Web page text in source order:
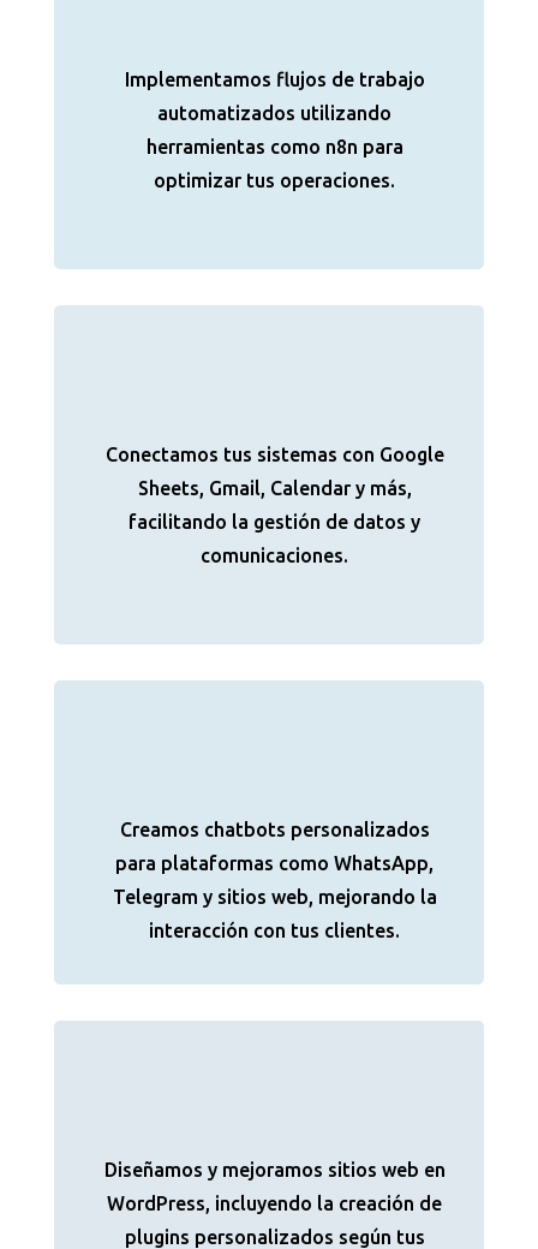
Implementamos flujos de trabajo
automatizados utilizando
herramientas como n8n para
optimizar tus operaciones.
Conectamos tus sistemas con Google
Sheets, Gmail, Calendar y más,
facilitando la gestión de datos y
comunicaciones.
Creamos chatbots personalizados
para plataformas como WhatsApp,
Telegram y sitios web, mejorando la
interacción con tus clientes.
Diseñamos y mejoramos sitios web en
WordPress, incluyendo la creación de
plugins personalizados según tus